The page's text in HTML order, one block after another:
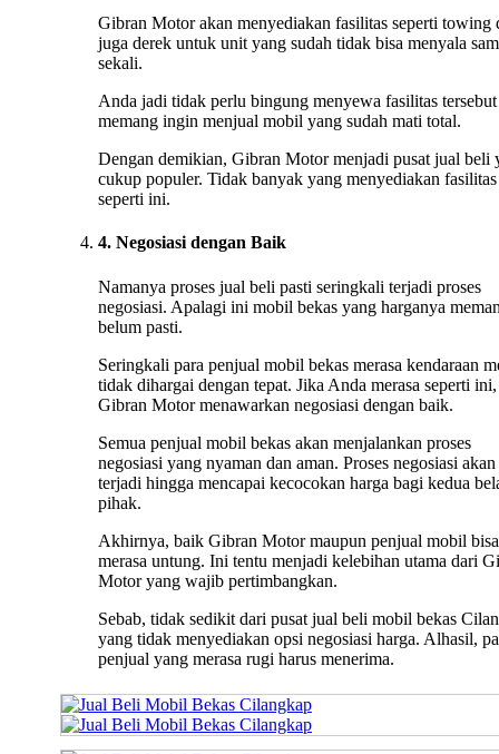
Gibran Motor akan menyediakan fasilitas seperti towing
juga derek untuk unit yang sudah tidak bisa menyala
sekali.
Anda jadi tidak perlu bingung menyewa fasilitas
memang ingin menjual mobil yang sudah mati total.
Dengan demikian, Gibran Motor menjadi pusat jual beli
cukup populer. Tidak banyak yang menyediakan fasilitas
seperti ini.
4. Negosiasi dengan Baik
Namanya proses jual beli pasti seringkali terjadi proses
negosiasi. Apalagi ini mobil bekas yang harganya
belum pasti.
Seringkali para penjual mobil bekas merasa kendaraan
tidak dihargai dengan tepat. Jika Anda merasa seperti ini,
Gibran Motor menawarkan negosiasi dengan baik.
Semua penjual mobil bekas akan menjalankan proses
negosiasi yang nyaman dan aman. Proses negosiasi akan
terjadi hingga mencapai kecocokan harga bagi kedua
pihak.
Akhirnya, baik Gibran Motor maupun penjual mobil bisa
merasa untung. Ini tentu menjadi kelebihan utama dari
Motor yang wajib pertimbangkan.
Sebab, tidak sedikit dari pusat jual beli mobil bekas
yang tidak menyediakan opsi negosiasi harga. Alhasil,
penjual yang merasa rugi harus menerima.